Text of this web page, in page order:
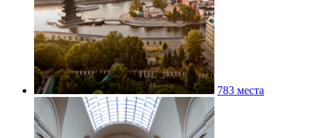
783 места